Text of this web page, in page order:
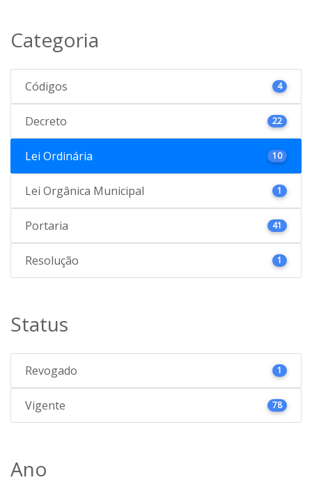
Categoria
Códigos 4
Decreto 22
Lei Ordinária 10
Lei Orgânica Municipal 1
Portaria 41
Resolução 1
Status
Revogado 1
Vigente 78
Ano